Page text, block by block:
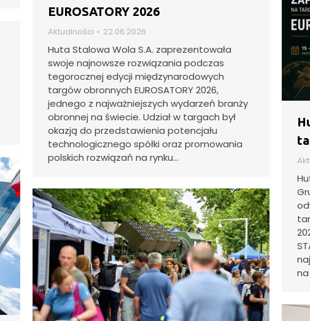
EUROSATORY 2026
Aktualności 22.06.2026
Huta Stalowa Wola S.A. zaprezentowała
swoje najnowsze rozwiązania podczas
tegorocznej edycji międzynarodowych
targów obronnych EUROSATORY 2026,
jednego z najważniejszych wydarzeń branży
obronnej na świecie. Udział w targach był
okazją do przedstawienia potencjału
technologicznego spółki oraz promowania
polskich rozwiązań na rynku…